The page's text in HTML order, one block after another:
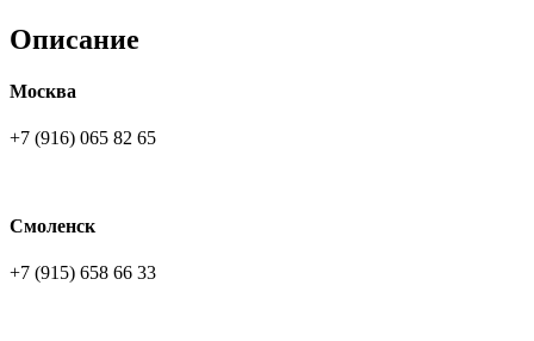
Описание
Москва
+7 (916) 065 82 65
Смоленск
+7 (915) 658 66 33